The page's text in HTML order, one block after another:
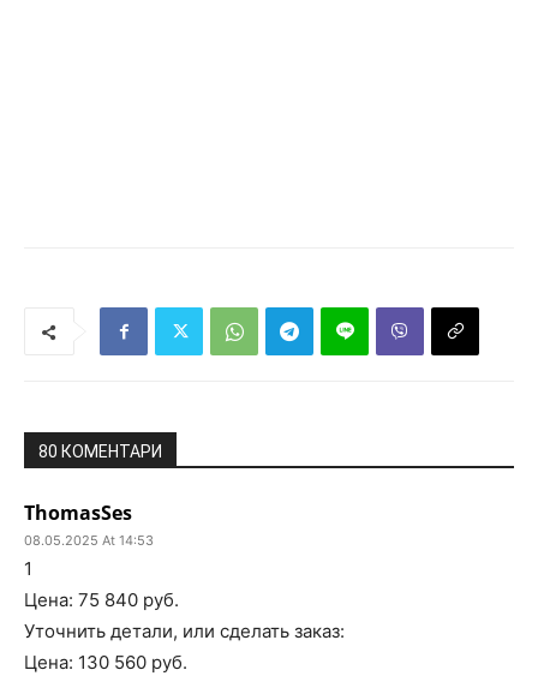
80 КОМЕНТАРИ
ThomasSes
08.05.2025 At 14:53
1
Цена: 75 840 руб.
Уточнить детали, или сделать заказ:
Цена: 130 560 руб.